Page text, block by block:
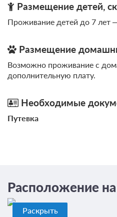
Размещение детей,
Проживание детей до 7 лет
Размещение
Возможно проживание с
дополнительную плату.
Необходимые
Путевка
Расположение
Раскрыть